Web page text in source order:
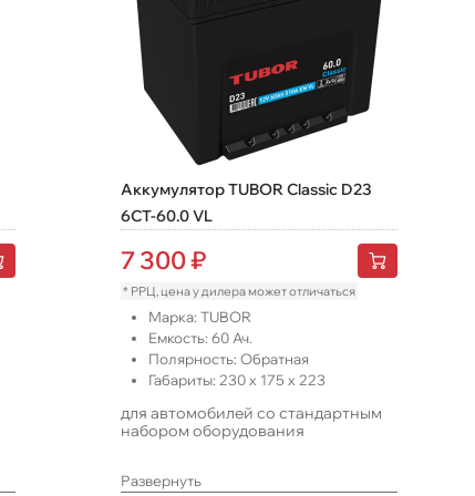
Аккумулятор TUBOR Classic D23
6СТ-60.0 VL
7 300₽
* РРЦ, цена у дилера может отличаться
Марка: TUBOR
Емкость: 60Ач.
Полярность: Обратная
Габариты: 230x 175 x 223
для автомобилей со стандартным
набором оборудования
Развернуть